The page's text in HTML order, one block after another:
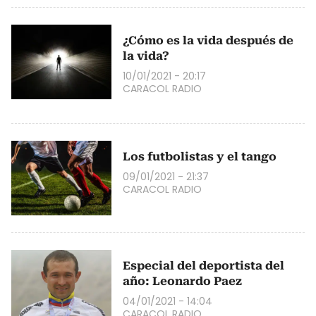
¿Cómo es la vida después de
la vida?
10/01/2021 - 20:17
CARACOL RADIO
Los futbolistas y el tango
09/01/2021 - 21:37
CARACOL RADIO
Especial del deportista del
año: Leonardo Paez
04/01/2021 - 14:04